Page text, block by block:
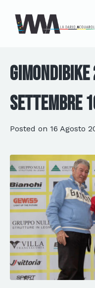
settembre
Posted on 16 Agosto